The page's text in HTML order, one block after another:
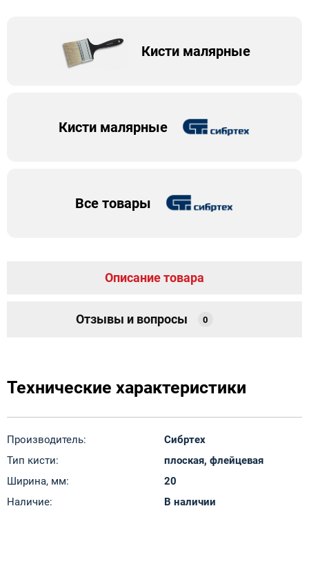
Кисти малярные
Кисти малярные
Все товары
Описание товара
Отзывы и вопросы 0
Технические характеристики
Производитель:
Сибртех
Тип кисти:
плоская, флейцевая
Ширина, мм:
20
Наличие:
В наличии